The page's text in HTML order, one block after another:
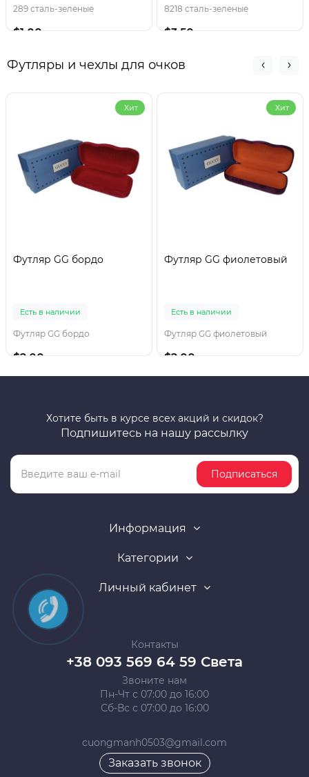
289 сталь-зеленые
$1.00
8218 сталь-зеленые
$3.50
Футляры и чехлы для очков
Хит
Футляр GG бордо
Есть в наличии
Футляр GG бордо
$2.00
Хит
Футляр GG фиолетовый
Есть в наличии
Футляр GG фиолетовый
$2.00
Хотите быть в курсе всех акций и скидок?
Подпишитесь на нашу рассылку
Подписаться
Информация
Категории
Личный кабинет
Контакты
+38 093 569 64 59 Света
Звоните нам
Пн-Чт с 07:00 до 16:00
Сб-Вс с 07:00 до 16:00
cuongmanh0503@gmail.com
Заказать звонок